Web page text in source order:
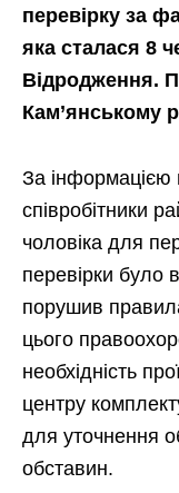
перевірку за
яка сталася 8
Відродження.
Кам’янському
За інформацією
співробітники
чоловіка для
перевірки було
порушив
цього
необхідність
центру
для уточнення
обставин.